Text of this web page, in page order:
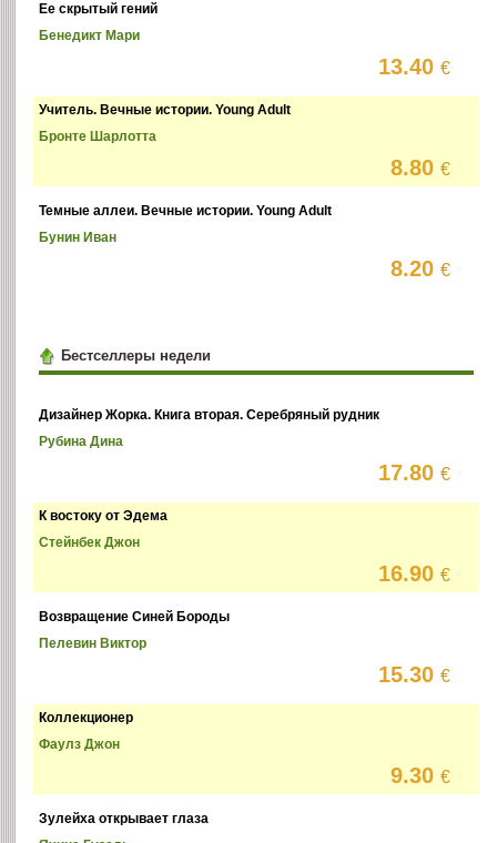
Ее скрытый гений
Бенедикт Мари
13.40€
Учитель. Вечные истории. Young Adult
Бронте Шарлотта
8.80€
Темные аллеи. Вечные истории. Young Adult
Бунин Иван
8.20€
Бестселлеры недели
Дизайнер Жорка. Книга вторая. Серебряный рудник
Рубина Дина
17.80€
К востоку от Эдема
Стейнбек Джон
16.90€
Возвращение Синей Бороды
Пелевин Виктор
15.30€
Коллекционер
Фаулз Джон
9.30€
Зулейха открывает глаза